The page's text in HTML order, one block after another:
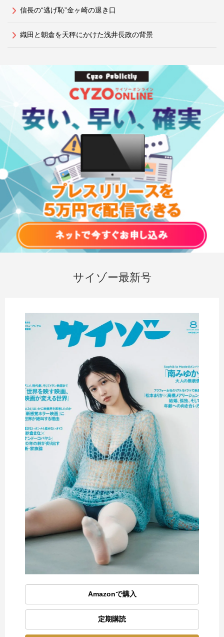
信長の“逃げ恥”金ヶ崎の退き口
織田と朝倉を天秤にかけた浅井長政の背景
サイゾー最新号
Amazonで購入
定期購読